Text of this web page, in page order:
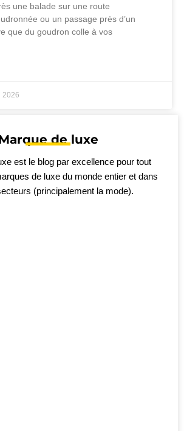
une balade sur une route
ou un passage près d’un
que du goudron colle à vos
2026
de luxe
est le blog par excellence pour tout
de luxe du monde entier et dans
(principalement la mode).